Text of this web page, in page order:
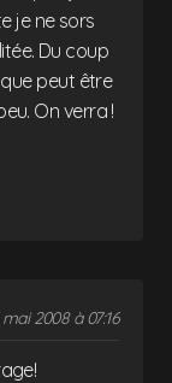
je ne sors
Du coup
peut être
On verra !
mai 2008 à 07:16